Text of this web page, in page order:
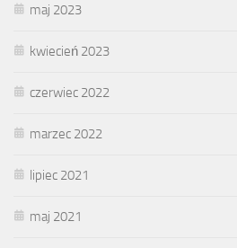
maj 2023
kwiecień 2023
czerwiec 2022
marzec 2022
lipiec 2021
maj 2021